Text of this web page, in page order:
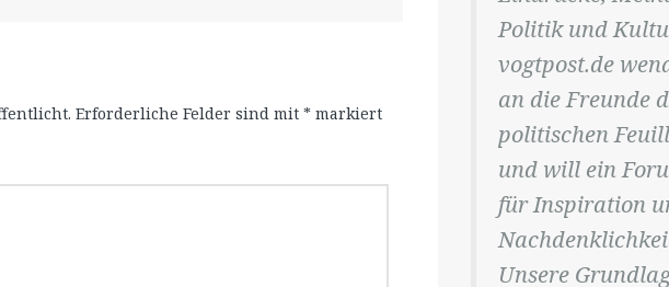
Erforderliche Felder sind mit * markiert
Politik und
vogtpost.de
an die Freunde
politischen
und will ein
für Inspiration
Unsere